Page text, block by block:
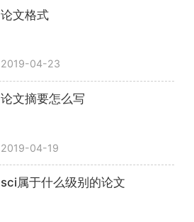
论文格式
2019-04-23
论文摘要怎么写
2019-04-19
sci属于什么级别的论文